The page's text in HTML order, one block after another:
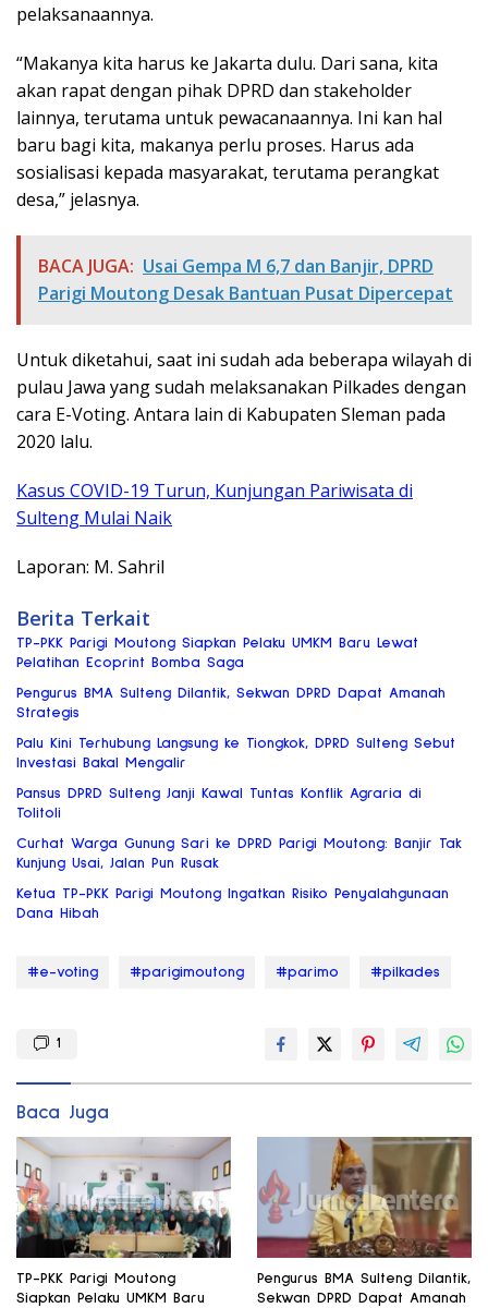
pelaksanaannya.
“Makanya kita harus ke Jakarta dulu. Dari sana, kita
akan rapat dengan pihak DPRD dan stakeholder
lainnya, terutama untuk pewacanaannya. Ini kan hal
baru bagi kita, makanya perlu proses. Harus ada
sosialisasi kepada masyarakat, terutama perangkat
desa,” jelasnya.
BACA JUGA: Usai Gempa M 6,7 dan Banjir, DPRD
Parigi Moutong Desak Bantuan Pusat Dipercepat
Untuk diketahui, saat ini sudah ada beberapa wilayah di
pulau Jawa yang sudah melaksanakan Pilkades dengan
cara E-Voting. Antara lain di Kabupaten Sleman pada
2020 lalu.
Kasus COVID-19 Turun, Kunjungan Pariwisata di
Sulteng Mulai Naik
Laporan: M. Sahril
Berita Terkait
TP-PKK Parigi Moutong Siapkan Pelaku UMKM Baru Lewat
Pelatihan Ecoprint Bomba Saga
Pengurus BMA Sulteng Dilantik, Sekwan DPRD Dapat Amanah
Strategis
Palu Kini Terhubung Langsung ke Tiongkok, DPRD Sulteng Sebut
Investasi Bakal Mengalir
Pansus DPRD Sulteng Janji Kawal Tuntas Konflik Agraria di
Tolitoli
Curhat Warga Gunung Sari ke DPRD Parigi Moutong: Banjir Tak
Kunjung Usai, Jalan Pun Rusak
Ketua TP-PKK Parigi Moutong Ingatkan Risiko Penyalahgunaan
Dana Hibah
#e-voting #parigimoutong #parimo #pilkades
1
Baca Juga
TP-PKK Parigi Moutong
Siapkan Pelaku UMKM Baru
Pengurus BMA Sulteng Dilantik,
Sekwan DPRD Dapat Amanah